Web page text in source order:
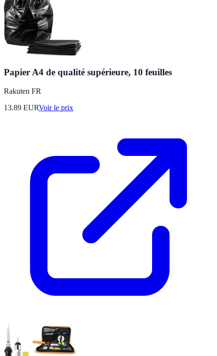
Papier A4 de qualité supérieure, 10 feuilles
Rakuten FR
13.89 EURVoir le prix